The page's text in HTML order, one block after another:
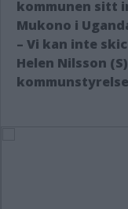
kommunen sitt
Mukono i
– Vi kan inte
Helen Nilsson